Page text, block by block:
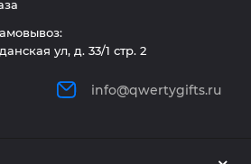
ул, д. 33/1 стр. 2
info@qwertygifts.ru